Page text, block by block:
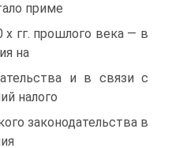
приме
х гг. прошлого века — в
на
и в связи с
налого
законодательства в